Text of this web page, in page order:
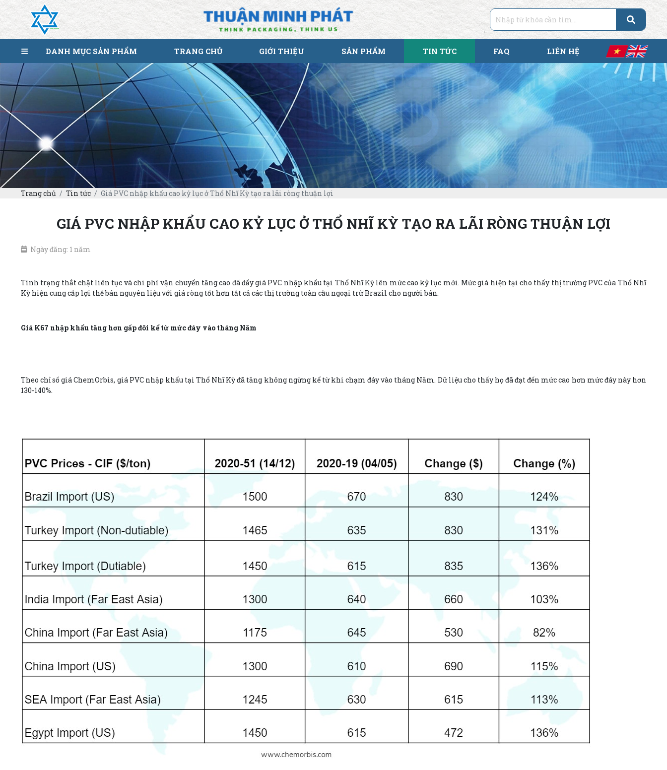
DANH MỤC SẢN PHẨM TRANG CHỦ GIỚI THIỆU SẢN PHẨM TIN TỨC FAQ LIÊN HỆ
Trang chủ Tin tức Giá PVC nhập khẩu cao kỷ lục ở Thổ Nhĩ Kỳ tạo ra lãi ròng thuận lợi
GIÁ PVC NHẬP KHẨU CAO KỶ LỤC Ở THỔ NHĨ KỲ TẠO RA LÃI RÒNG THUẬN LỢI
Ngày đăng: 1 năm
Tình trạng thắt chặt liên tục và chi phí vận chuyển tăng cao đã đẩy giá PVC nhập khẩu tại Thổ Nhĩ Kỳ lên mức cao kỷ lục mới. Mức giá hiện tại cho thấy thị trường PVC của Thổ Nhĩ
Kỳ hiện cung cấp lợi thế bán nguyên liệu với giá ròng tốt hơn tất cả các thị trường toàn cầu ngoại trừ Brazil cho người bán.
Giá K67 nhập khẩu tăng hơn gấp đôi kể từ mức đáy vào tháng Năm
Theo chỉ số giá ChemOrbis, giá PVC nhập khẩu tại Thổ Nhĩ Kỳ đã tăng không ngừng kể từ khi chạm đáy vào tháng Năm. Dữ liệu cho thấy họ đã đạt đến mức cao hơn mức đáy này hơn
130-140%.